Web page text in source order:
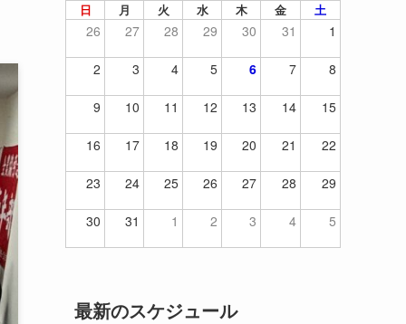
日 月 火 水 木 金 土
26 27 28 29 30 31 1
2 3 4 5 6 7 8
9 10 11 12 13 14 15
16 17 18 19 20 21 22
23 24 25 26 27 28 29
30 31 1 2 3 4 5
最新のスケジュール